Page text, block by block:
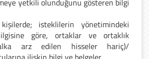
isteklilerin yönetimindeki
göre, ortaklar ve ortaklık
arz edilen hisseler hariç)/